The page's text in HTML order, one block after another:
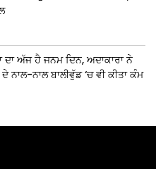
ਦਾ ਅੱਜ ਹੈ ਜਨਮ ਦਿਨ, ਅਦਾਕਾਰਾ ਨੇ
ਦੇ ਨਾਲ-ਨਾਲ ਬਾਲੀਵੁੱਡ ‘ਚ ਵੀ ਕੀਤਾ ਕੰਮ